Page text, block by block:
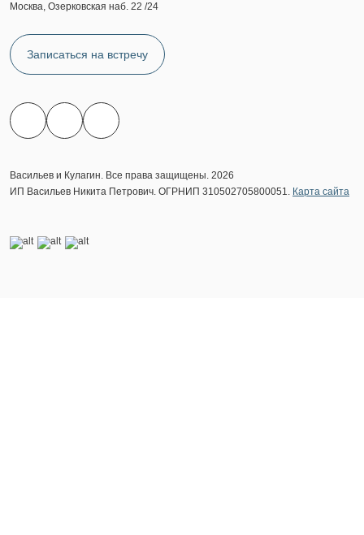
Москва, Озерковская наб. 22 /24
Записаться на встречу
Васильев и Кулагин. Все права защищены. 2026
ИП Васильев Никита Петрович. ОГРНИП 310502705800051. Карта сайта